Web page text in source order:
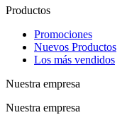
Productos
Promociones
Nuevos Productos
Los más vendidos
Nuestra empresa
Nuestra empresa